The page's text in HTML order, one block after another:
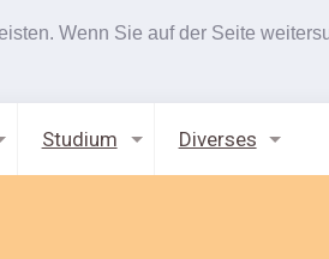
Wenn Sie auf der Seite
Studium Diverses